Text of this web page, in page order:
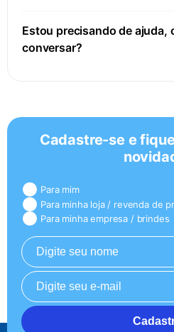
Estou precisando de ajuda,
conversar?
Cadastre-se e
Para mim
Para minha loja / revenda de
Para minha empresa / brindes